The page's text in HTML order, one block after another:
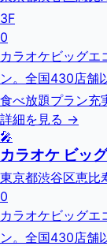
3F
0
カラオケビッグエ
ン。全国430店舗
食べ放題プラン充
詳細を見る →
🎤
カラオケ ビッ
東京都渋谷区恵比
0
カラオケビッグエ
ン。全国430店舗